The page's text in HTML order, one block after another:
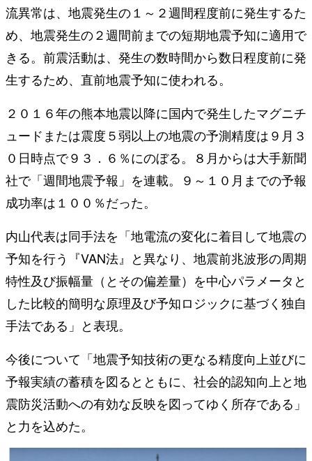
流異常は、地震発生の１～２週間程度前に発生するた
め、地震発生の２週間前までの短期地震予知に適用で
きる。前震活動は、発生の数時間から数日程度前に発
生するため、直前地震予知に使われる。
２０１６年の熊本地震以降に国内で発生したマグニチ
ュードまたは震度５弱以上の地震の予測精度は９月３
０日時点で９３．６％にのぼる。８月からは大手新聞
社で「週間地震予報」を連載。９～１０月までの予報
成功率は１００％だった。
内山代表は同手法を「地電流の変化に着目して地震の
予知を行う『VAN法』と異なり、地震前兆波形の周期
特性及び振幅量（とその偏差量）を中心パラメータと
した比較的簡明な原理及び予知ロジックに基づく独自
手法である」と表現。
今後について「地震予知技術の更なる精度向上並びに
予報実績の蓄積を図るとともに、社会的認知向上と地
震防災活動への有効な反映を図ってゆく所存である」
と力を込めた。